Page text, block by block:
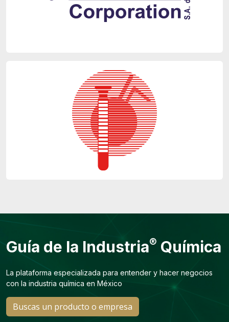
Guía de la Industria® Química
La plataforma especializada para entender y hacer negocios
con la industria química en México
Buscas un producto o empresa